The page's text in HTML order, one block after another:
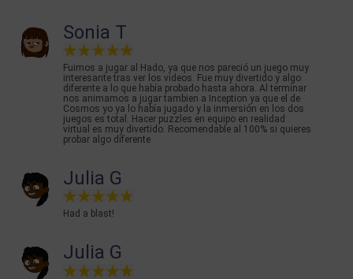
Sonia T
Fuimos a jugar al Hado, ya que nos pareció un juego muy
interesante tras ver los videos. Fue muy divertido y algo
diferente a lo que había probado hasta ahora. Al terminar
nos animamos a jugar tambien a Inception ya que el de
Cosmos yo ya lo había jugado y la inmersión en los dos
juegos es total. Hacer puzzles en equipo en realidad
virtual es muy divertido. Recomendable al 100% si quieres
probar algo diferente
Julia G
Had a blast!
Julia G